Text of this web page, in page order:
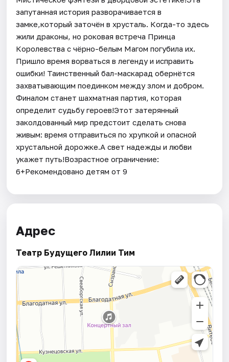
запутанная история разворачивается в
замке,который заточён в хрусталь. Когда-то здесь
жили драконы, но роковая встреча Принца
Королевства с чёрно-белым Магом погубила их.
Пришло время ворваться в легенду и исправить
ошибки! Таинственный бал-маскарад обернётся
захватывающим поединком между злом и добром.
Финалом станет шахматная партия, которая
определит судьбу героев!Этот затерянный
заколдованный мир предстоит сделать снова
живым: время отправиться по хрупкой и опасной
хрустальной дорожке.А свет надежды и любви
укажет путь!Возрастное ограничение:
6+Рекомендовано детям от 9
Адрес
Театр Будущего Лилии Тим